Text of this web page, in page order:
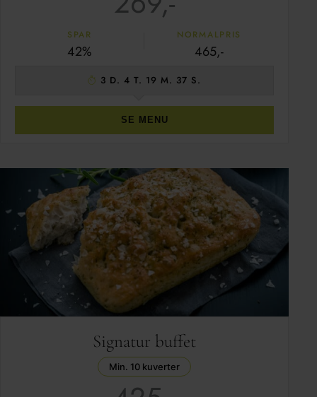
SPAR
42%
NORMALPRIS
465,-
3 D. 4 T. 19 M. 37 S.
SE MENU
Signatur buffet
Min. 10 kuverter